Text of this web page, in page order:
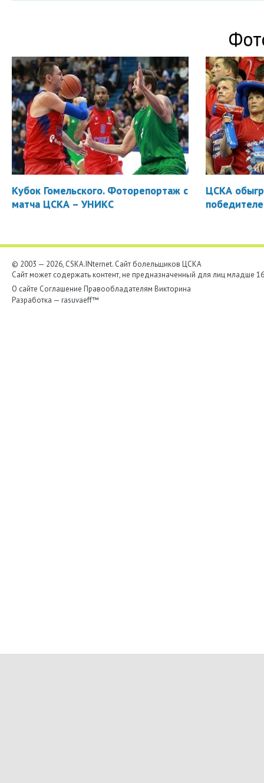
Кубок Гомельского. Фоторепортаж с
матча ЦСКА – УНИКС
ЦСКА
© 2003 — 2026, CSKA.INternet. Cайт болельщиков ЦСКА
Сайт может содержать контент, не предназначенный для лиц младше
О сайте Соглашение Правообладателям Викторина
Разработка — rasuvaeff™